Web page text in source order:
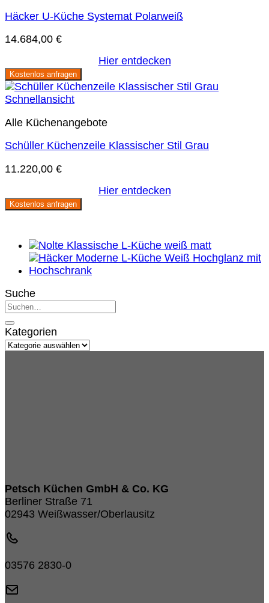
Häcker U-Küche Systemat Polarweiß
14.684,00 €
Hier entdecken
Kostenlos anfragen
Schnellansicht
Alle Küchenangebote
Schüller Küchenzeile Klassischer Stil Grau
11.220,00 €
Hier entdecken
Kostenlos anfragen
Suche
Kategorien
Kategorien
Petsch Küchen GmbH & Co. KG
Berliner Straße 71
02943 Weißwasser/Oberlausitz
03576 2830-0